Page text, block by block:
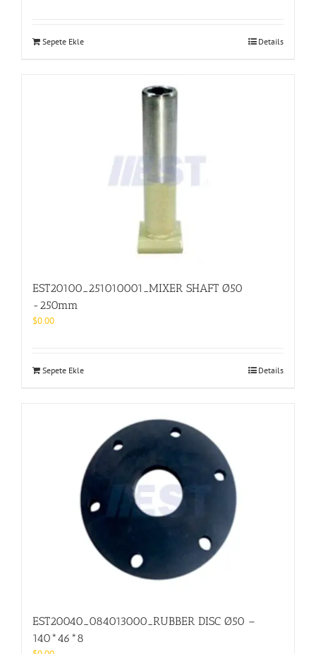
Sepete Ekle Details
EST20100_251010001_MIXER SHAFT Ø50
-250mm
$0.00
Sepete Ekle Details
EST20040_084013000_RUBBER DISC Ø50 –
140*46*8